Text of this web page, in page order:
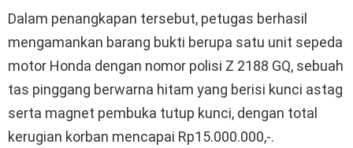
Dalam penangkapan tersebut, petugas berhasil
mengamankan barang bukti berupa satu unit sepeda
motor Honda dengan nomor polisi Z 2188 GQ, sebuah
tas pinggang berwarna hitam yang berisi kunci astag
serta magnet pembuka tutup kunci, dengan total
kerugian korban mencapai Rp15.000.000,-.